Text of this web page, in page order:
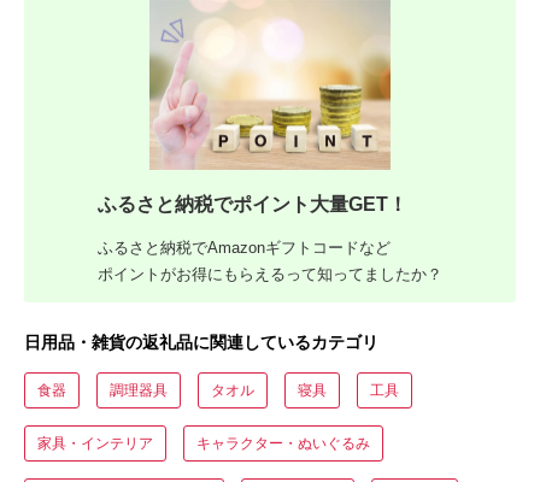
ふるさと納税でポイント大量GET！
ふるさと納税でAmazonギフトコードなど
ポイントがお得にもらえるって知ってましたか？
日用品・雑貨の返礼品に関連しているカテゴリ
食器 調理器具 タオル 寝具 工具
家具・インテリア キャラクター・ぬいぐるみ